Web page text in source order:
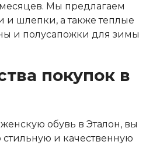
Мы предлагаем
и шлепки, а также теплые
и полусапожки для зимы
покупок в
обувь в Эталон, вы
стильную и качественную